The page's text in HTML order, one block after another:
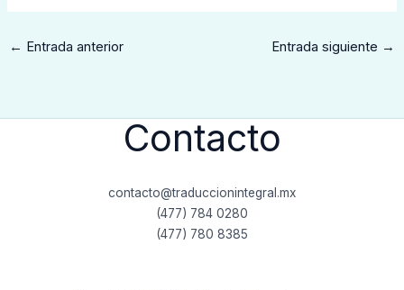
← Entrada anterior Entrada siguiente →
Contacto
contacto@traduccionintegral.mx
(477) 784 0280
(477) 780 8385